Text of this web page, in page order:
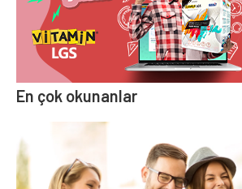
En çok okunanlar